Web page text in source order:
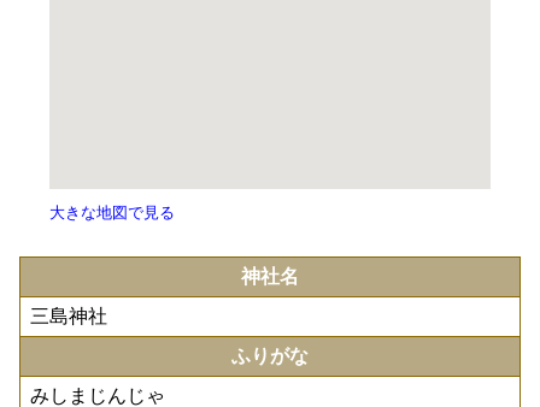
大きな地図で見る
神社名
三島神社
ふりがな
みしまじんじゃ